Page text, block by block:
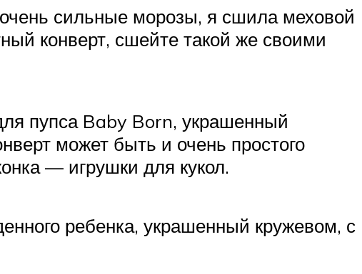
сильные морозы, я сшила меховой
конверт, сшейте такой же своими
пупса Baby Born, украшенный
может быть и очень простого
— игрушки для кукол.
ребенка, украшенный кружевом, с